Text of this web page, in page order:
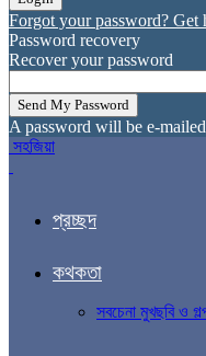
Forgot your password? Get
Password recovery
Recover your password
A password will be e-
সহজিয়া
প্রচ্ছদ
কথকতা
সবচেনা মুখছবি ও